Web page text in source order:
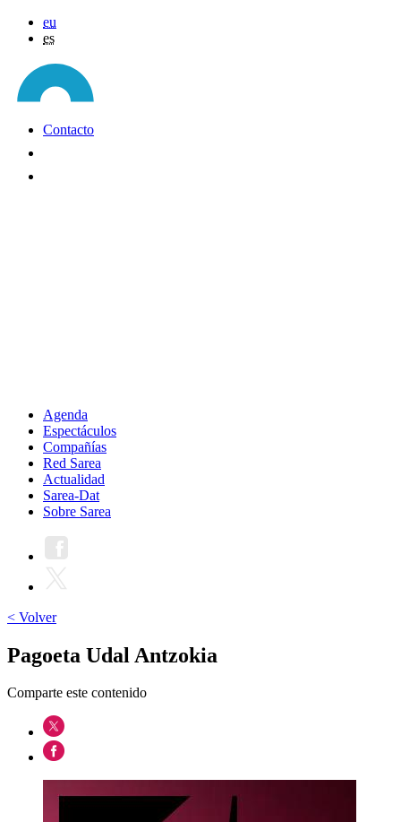
eu
es
Contacto
Agenda
Espectáculos
Compañías
Red Sarea
Actualidad
Sarea-Dat
Sobre Sarea
< Volver
Pagoeta Udal Antzokia
Comparte este contenido